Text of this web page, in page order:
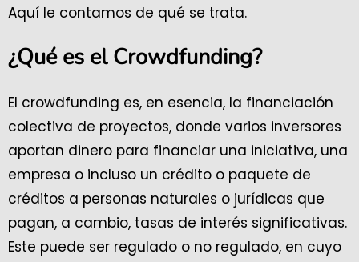
Aquí le contamos de qué se trata.
¿Qué es el Crowdfunding?
El crowdfunding es, en esencia, la financiación
colectiva de proyectos, donde varios inversores
aportan dinero para financiar una iniciativa, una
empresa o incluso un crédito o paquete de
créditos a personas naturales o jurídicas que
pagan, a cambio, tasas de interés significativas.
Este puede ser regulado o no regulado, en cuyo